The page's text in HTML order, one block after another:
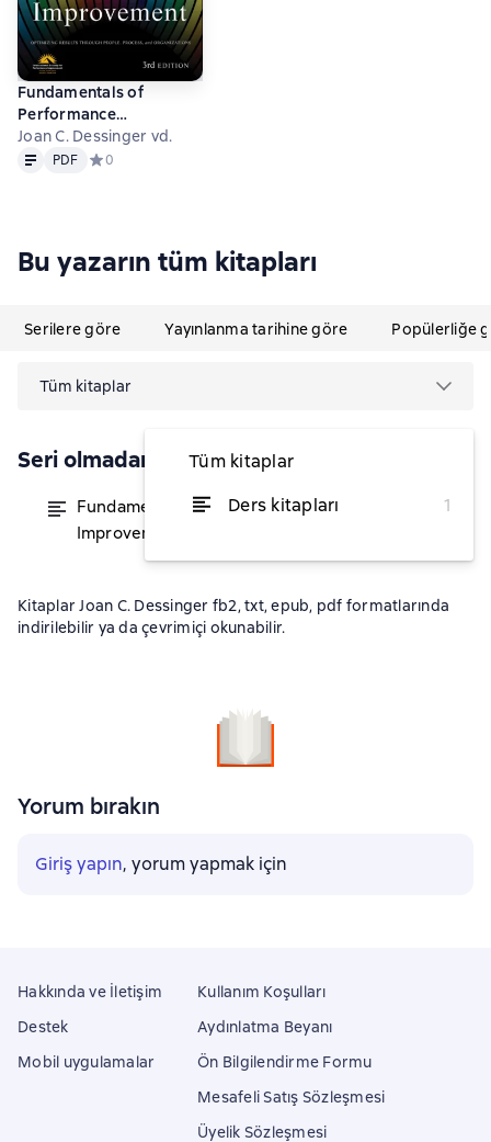
Fundamentals of
Performance
Improvement
Joan C. Dessinger vd.
Metin PDF
PDF Средний рейтинг 0 на основе 0 оценок
0
Bu yazarın tüm kitapları
Serilere göre Yayınlanma tarihine göre Popülerliğe
Tüm kitaplar
Tüm kitaplar
Ders kitapları
1
Seri olmadan
Fundamentals of Performance
Improvement
itibaren ₺5.948,09
Kitaplar Joan C. Dessinger fb2, txt, epub, pdf formatlarında
indirilebilir ya da çevrimiçi okunabilir.
Yorum bırakın
Giriş yapın, yorum yapmak için
Hakkında ve İletişim
Destek
Mobil uygulamalar
Kullanım Koşulları
Aydınlatma Beyanı
Ön Bilgilendirme Formu
Mesafeli Satış Sözleşmesi
Üyelik Sözleşmesi